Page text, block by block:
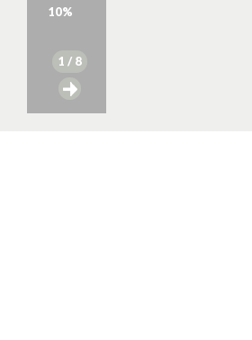
10%
1 / 8